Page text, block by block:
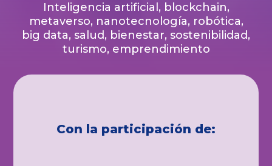
Inteligencia artificial, blockchain,
metaverso, nanotecnología, robótica,
big data, salud, bienestar, sostenibilidad,
turismo, emprendimiento
Con la participación de: